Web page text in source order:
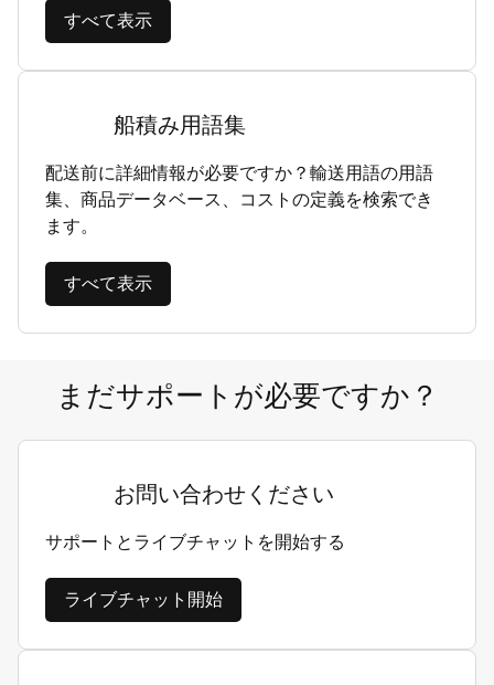
すべて表示
船積み用語集
配送前に詳細情報が必要ですか？輸送用語の用語
集、商品データベース、コストの定義を検索でき
ます。
すべて表示
まだサポートが必要ですか？
お問い合わせください
サポートとライブチャットを開始する
ライブチャット開始